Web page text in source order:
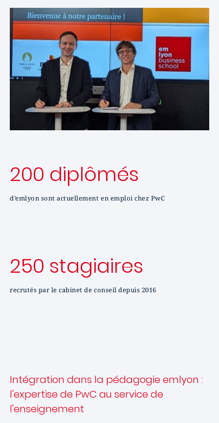
200 diplômés
d’emlyon sont actuellement en emploi chez PwC
250 stagiaires
recrutés par le cabinet de conseil depuis 2016
Intégration dans la pédagogie emlyon :
l'expertise de PwC au service de
l'enseignement